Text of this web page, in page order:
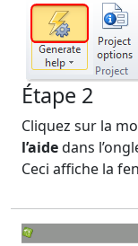
Étape 2
Cliquez sur la
l’aidedans
Ceci affiche la